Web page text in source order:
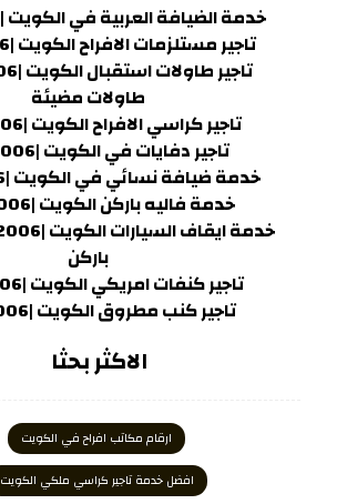
خدمة الضيافة العربية في الكويت |56632006
تاجير مستلزمات الافراح الكويت |56632006
طاولات مضيئة
تاجير كراسي الافراح الكويت |56632006
تاجير دفايات في الكويت |56632006
خدمة ضيافة نسائي في الكويت |56632006
خدمة فاليه باركن الكويت |56632006
باركن
تاجير كنفات امريكي الكويت |56632006
تاجير كنب مطروق الكويت |56632006
الاكثر بحثا
ارقام مكاتب افراح في الكويت
افضل خدمة تاجير كراسي ملكي الكويت